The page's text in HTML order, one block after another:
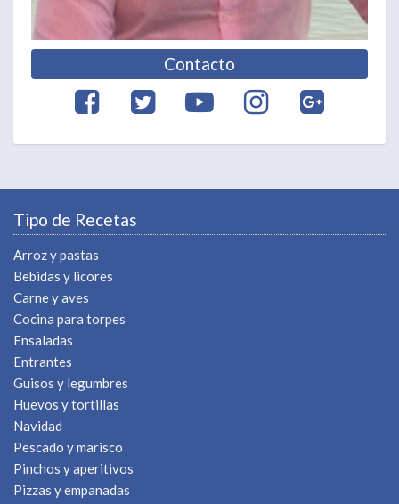
Contacto
Tipo de Recetas
Arroz y pastas
Bebidas y licores
Carne y aves
Cocina para torpes
Ensaladas
Entrantes
Guisos y legumbres
Huevos y tortillas
Navidad
Pescado y marisco
Pinchos y aperitivos
Pizzas y empanadas